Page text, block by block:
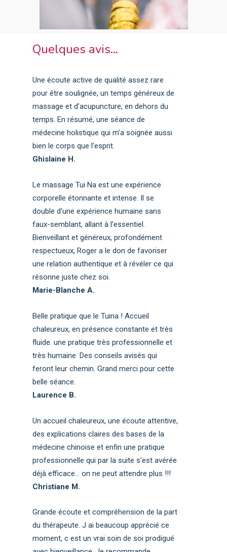
Quelques avis...
Une écoute active de qualité assez rare
pour être soulignée, un temps généreux de
massage et d’acupuncture, en dehors du
temps. En résumé, une séance de
médecine holistique qui m’a soignée aussi
bien le corps que l’esprit.
Ghislaine H.
Le massage Tui Na est une expérience
corporelle étonnante et intense. Il se
double d’une expérience humaine sans
faux-semblant, allant à l’essentiel.
Bienveillant et généreux, profondément
respectueux, Roger a le don de favoriser
une relation authentique et à révéler ce qui
résonne juste chez soi.
Marie-Blanche A.
Belle pratique que le Tuina ! Accueil
chaleureux, en présence constante et très
fluide. une pratique très professionnelle et
très humaine. Des conseils avisés qui
feront leur chemin. Grand merci pour cette
belle séance.
Laurence B.
Un accueil chaleureux, une écoute attentive,
des explications claires des bases de la
médecine chinoise et enfin une pratique
professionnelle qui par la suite s’est avérée
déjà efficace… on ne peut attendre plus !!!
Christiane M.
Grande écoute et compréhension de la part
du thérapeute. J ai beaucoup apprécié ce
moment, c est un vrai soin de soi prodigué